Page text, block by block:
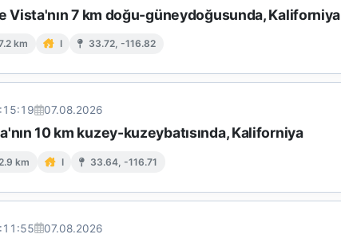
Vista'nın 7 km doğu-güneydoğusunda, Kaliforniya
km I 33.72, -116.82
07.08.2026
10 km kuzey-kuzeybatısında, Kaliforniya
km I 33.64, -116.71
07.08.2026